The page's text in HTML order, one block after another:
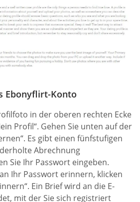
Ebonyflirt-Konto
in der oberen rechten Ecke
Profil“. Gehen Sie unten auf der
Es gibt einen fünfstufigen
Abrechnung
Sie Ihr Passwort eingeben.
Ihr Passwort erinnern, klicken
Ein Brief wird an die E-
mit der Sie sich registriert